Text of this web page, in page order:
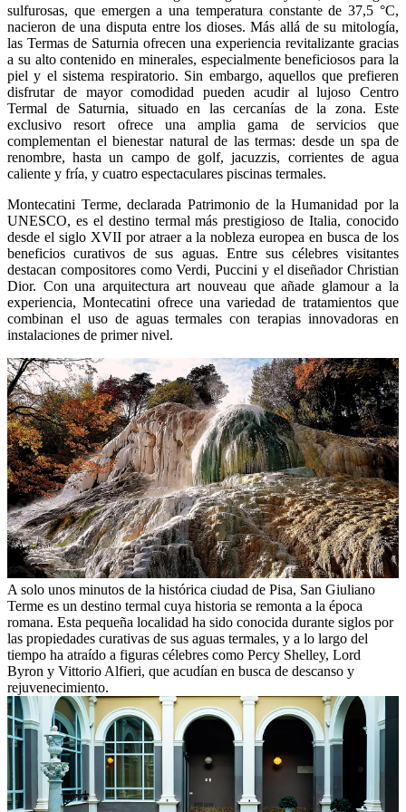
sulfurosas, que emergen a una temperatura constante de 37,5 °C,
nacieron de una disputa entre los dioses. Más allá de su mitología,
las Termas de Saturnia ofrecen una experiencia revitalizante gracias
a su alto contenido en minerales, especialmente beneficiosos para la
piel y el sistema respiratorio. Sin embargo, aquellos que prefieren
disfrutar de mayor comodidad pueden acudir al lujoso Centro
Termal de Saturnia, situado en las cercanías de la zona. Este
exclusivo resort ofrece una amplia gama de servicios que
complementan el bienestar natural de las termas: desde un spa de
renombre, hasta un campo de golf, jacuzzis, corrientes de agua
caliente y fría, y cuatro espectaculares piscinas termales.
Montecatini Terme, declarada Patrimonio de la Humanidad por la
UNESCO, es el destino termal más prestigioso de Italia, conocido
desde el siglo XVII por atraer a la nobleza europea en busca de los
beneficios curativos de sus aguas. Entre sus célebres visitantes
destacan compositores como Verdi, Puccini y el diseñador Christian
Dior. Con una arquitectura art nouveau que añade glamour a la
experiencia, Montecatini ofrece una variedad de tratamientos que
combinan el uso de aguas termales con terapias innovadoras en
instalaciones de primer nivel.
A solo unos minutos de la histórica ciudad de Pisa, San Giuliano
Terme es un destino termal cuya historia se remonta a la época
romana. Esta pequeña localidad ha sido conocida durante siglos por
las propiedades curativas de sus aguas termales, y a lo largo del
tiempo ha atraído a figuras célebres como Percy Shelley, Lord
Byron y Vittorio Alfieri, que acudían en busca de descanso y
rejuvenecimiento.